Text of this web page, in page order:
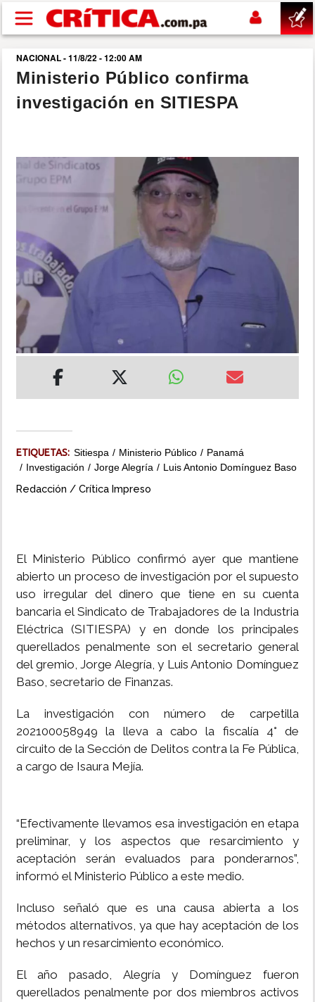
Pasar al contenido principal
buscar
SUCESOS
POLÍTICA
DEPORTES
MUNDO
INSÓLITAS
MULTIMEDIA
NACIONAL - 11/8/22 - 12:00 AM
Ministerio Público confirma
investigación en SITIESPA
ETIQUETAS: Sitiespa Ministerio Público
Panamá
Investigación
Jorge Alegría Luis Antonio Domínguez Baso
Redacción / Crítica Impreso
El Ministerio Público confirmó ayer que mantiene
abierto un proceso de investigación por el supuesto
uso irregular del dinero que tiene en su cuenta
bancaria el Sindicato de Trabajadores de la Industria
Eléctrica (SITIESPA) y en donde los principales
querellados penalmente son el secretario general
del gremio, Jorge Alegría, y Luis Antonio Domínguez
Baso, secretario de Finanzas.
La investigación con número de carpetilla
202100058949 la lleva a cabo la fiscalía 4° de
circuito de la Sección de Delitos contra la Fe Pública,
a cargo de Isaura Mejía.
“Efectivamente llevamos esa investigación en etapa
preliminar, y los aspectos que resarcimiento y
aceptación serán evaluados para ponderarnos”,
informó el Ministerio Público a este medio.
Incluso señaló que es una causa abierta a los
métodos alternativos, ya que hay aceptación de los
hechos y un resarcimiento económico.
El año pasado, Alegría y Domínguez fueron
querellados penalmente por dos miembros activos